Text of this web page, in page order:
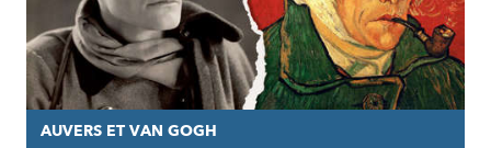
AUVERS ET VAN GOGH